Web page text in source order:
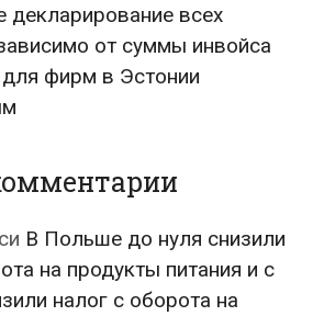
декларирование всех
от суммы инвойса
фирм в Эстонии
В Польше до нуля снизили
на продукты питания и с
налог с оборота на